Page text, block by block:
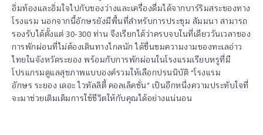
อิ่มท้องและอิ่มใจไปกับของว่างและเครื่องดื่มได้จากบาร์ริมสระของทาง
โรงแรม นอกจากนี้อักษรยังมีพื้นที่สำหรับการประชุม สัมมนา สามารถ
รองรับได้ตั้งแต่ 30-300 ท่าน จึงเรียกได้ว่าครบจบในที่เดียววันเวลาของ
การพักผ่อนที่ไม่ต้องเดินทางไกลนัก ได้ชื่นชมความงามของทะเลอ่าว
ไทยในจังหวัดระยอง พร้อมกับการพักผ่อนในโรงแรมเรียบหรูที่มี
โปรแกรมดูแลสุขภาพแบบองค์รวมให้เลือกปรนนิบัติ “โรงแรม
อักษร ระยอง เดอะ ไวทัลลิตี้ คอลเล็คชั่น” เป็นอีกหนึ่งความประทับใจที่
จะมาช่วยเติมเต็มการใช้ชีวิตให้กับคุณได้อย่างแน่นอน